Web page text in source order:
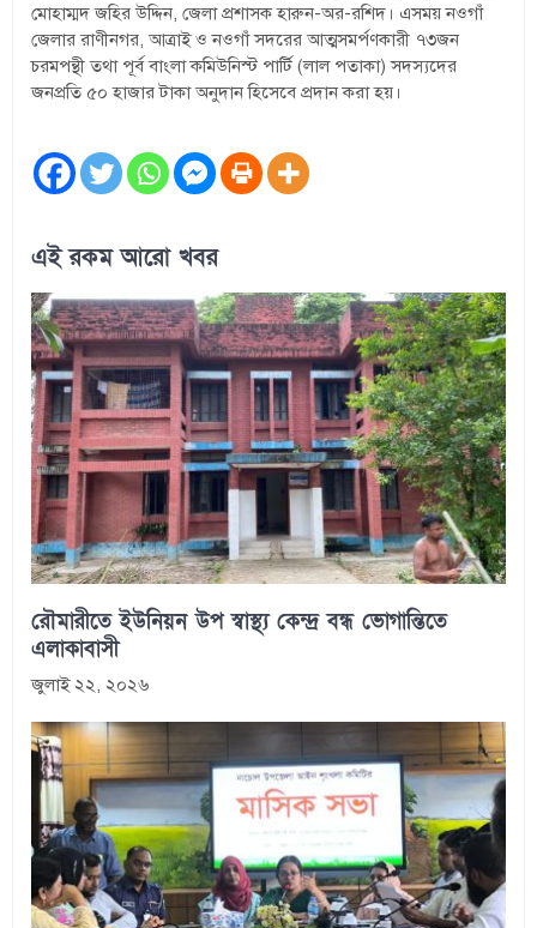
মোহাম্মদ জহির উদ্দিন, জেলা প্রশাসক হারুন-অর-রশিদ। এসময় নওগাঁ
জেলার রাণীনগর, আত্রাই ও নওগাঁ সদরের আত্মসমর্পণকারী ৭৩জন
চরমপন্থী তথা পূর্ব বাংলা কমিউনিস্ট পার্টি (লাল পতাকা) সদস্যদের
জনপ্রতি ৫০ হাজার টাকা অনুদান হিসেবে প্রদান করা হয়।
এই রকম আরো খবর
রৌমারীতে ইউনিয়ন উপ স্বাস্থ্য কেন্দ্র বন্ধ ভোগান্তিতে
এলাকাবাসী
জুলাই ২২, ২০২৬